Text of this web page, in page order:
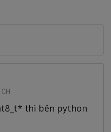
thì bên python